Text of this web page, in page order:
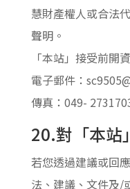
慧財產權人或合法
聲明。
「本站」接受前開
電子郵件：
傳真：049-
20.對「本站
若您透過建議或回
法、建議、文件及/